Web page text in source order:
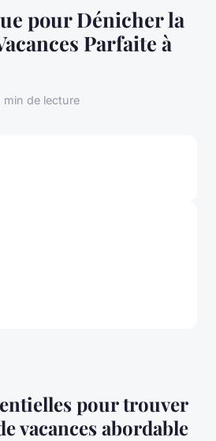
pour Dénicher la
Parfaite à
min de lecture
pour trouver
vacances abordable